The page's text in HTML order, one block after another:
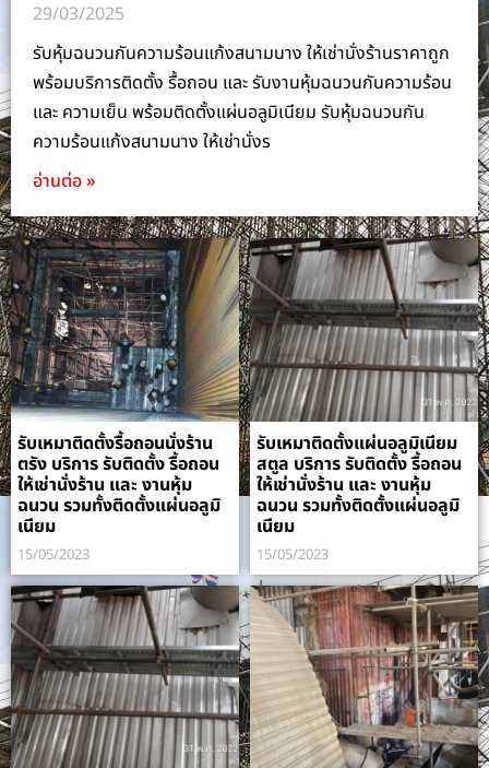
29/03/2025
รับหุ้มฉนวนกันความร้อนแก้งสนามนาง ให้เช่านั่งร้านราคาถูก
พร้อมบริการติดตั้ง รื้อถอน และ รับงานหุ้มฉนวนกันความร้อน
และ ความเย็น พร้อมติดตั้งแผ่นอลูมิเนียม รับหุ้มฉนวนกัน
ความร้อนแก้งสนามนาง ให้เช่านั่งร
อ่านต่อ »
รับเหมาติดตั้งรื้อถอนนั่งร้าน
ตรัง บริการ รับติดตั้ง รื้อถอน
ให้เช่านั่งร้าน และ งานหุ้ม
ฉนวน รวมทั้งติดตั้งแผ่นอลูมิ
เนียม
15/05/2023
รับเหมาติดตั้งแผ่นอลูมิเนียม
สตูล บริการ รับติดตั้ง รื้อถอน
ให้เช่านั่งร้าน และ งานหุ้ม
ฉนวน รวมทั้งติดตั้งแผ่นอลูมิ
เนียม
15/05/2023